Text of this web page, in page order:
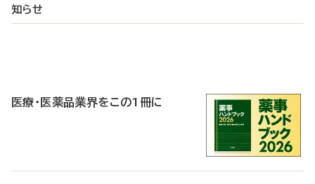
知らせ
医療・医薬品業界をこの1冊に